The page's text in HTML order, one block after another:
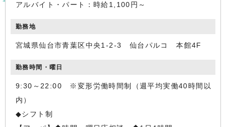
アルバイト・パート：時給1,100円～
勤務地
宮城県仙台市青葉区中央1-2-3 仙台パルコ 本館4F
勤務時間・曜日
9:30～22:00 ※変形労働時間制（週平均実働40時間以
内）
◆シフト制